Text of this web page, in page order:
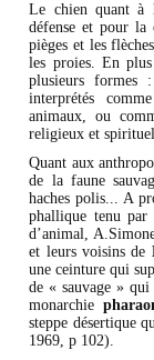
Le chien quant à
défense et pour la
pièges et les
les proies. En
plusieurs formes
interprétés
animaux, ou
religieux et
Quant aux
de la faune
haches polis... A
phallique tenu par
d’animal,
et leurs voisins de
une ceinture qui
de « sauvage »
monarchie
steppe désertique
1969, p 102).